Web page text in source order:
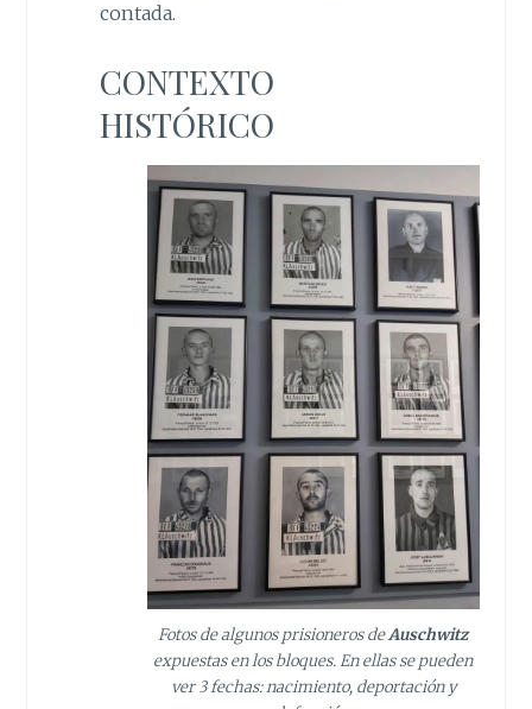
contada.
CONTEXTO
HISTÓRICO
Fotos de algunos prisioneros deAuschwitz
expuestas en los bloques. En ellas se pueden
ver 3 fechas: nacimiento, deportación y